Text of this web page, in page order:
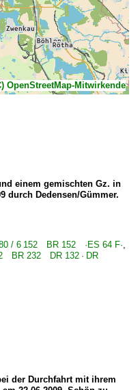
OpenStreetMap-Mitwirkende
einem gemischten Gz. in
durch Dedensen/Gümmer.
/ 6 152 BR 152 ·ES 64 F·,
BR 232 DR 132 · DR
der Durchfahrt mit ihrem